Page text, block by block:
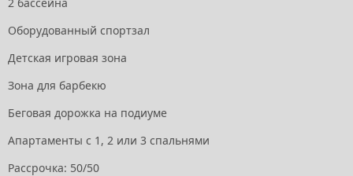
Оборудованный спортзал
Детская игровая зона
Зона для барбекю
Беговая дорожка на подиуме
Апартаменты с 1, 2 или 3 спальнями
Рассрочка: 50/50